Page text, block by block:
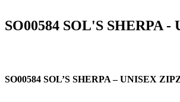
SO00584 SOL'S SHERPA
SO00584 SOL’S SHERPA – UNISEX